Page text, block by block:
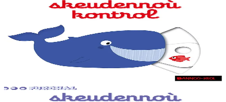
Skeudennoù kontrol
Skeudennoù bev azasaet ouzh ar re vihanañ war bep bajenn zoubl,
adalek ar golo. Ur c'hoari bihan evit kemer plijadur gant ar gerioù e
dibenn al levr.
1 vloaz hag ouzhpenn